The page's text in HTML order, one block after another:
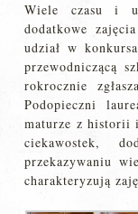
Wiele czasu i
dodatkowe
udział w
przewodniczącą
rokrocznie
Podopieczni
maturze z historii
ciekawostek,
przekazywaniu
charakteryzują